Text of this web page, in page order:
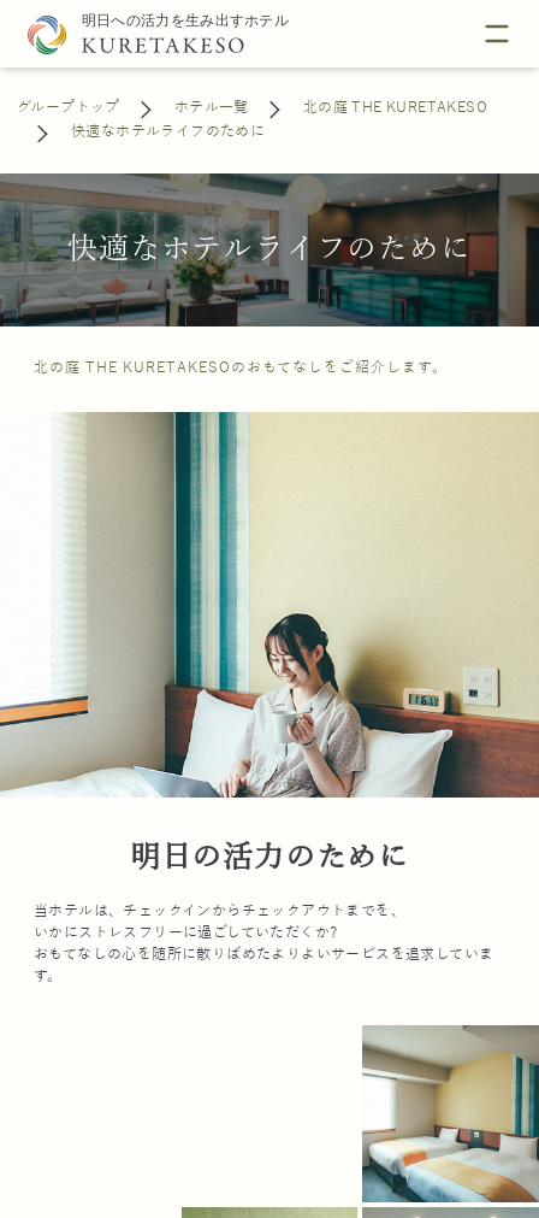
グループトップ ホテル一覧
北の庭 THE KURETAKESO
快適なホテルライフのために
快適なホテルライフのために
北の庭 THE KURETAKESOのおもてなしをご紹介します。
明日の活力のために
当ホテルは、チェックインからチェックアウトまでを、
いかにストレスフリーに過ごしていただくか?
おもてなしの心を随所に散りばめたよりよいサービスを追求していま
す。